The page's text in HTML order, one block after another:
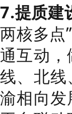
7.提质建
两核多点
通互动
线、北
渝相向